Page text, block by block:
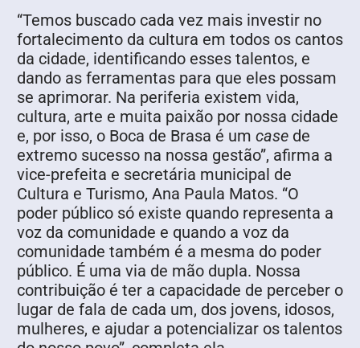
“Temos buscado cada vez mais investir no
fortalecimento da cultura em todos os cantos
da cidade, identificando esses talentos, e
dando as ferramentas para que eles possam
se aprimorar. Na periferia existem vida,
cultura, arte e muita paixão por nossa cidade
e, por isso, o Boca de Brasa é um case de
extremo sucesso na nossa gestão”, afirma a
vice-prefeita e secretária municipal de
Cultura e Turismo, Ana Paula Matos. “O
poder público só existe quando representa a
voz da comunidade e quando a voz da
comunidade também é a mesma do poder
público. É uma via de mão dupla. Nossa
contribuição é ter a capacidade de perceber o
lugar de fala de cada um, dos jovens, idosos,
mulheres, e ajudar a potencializar os talentos